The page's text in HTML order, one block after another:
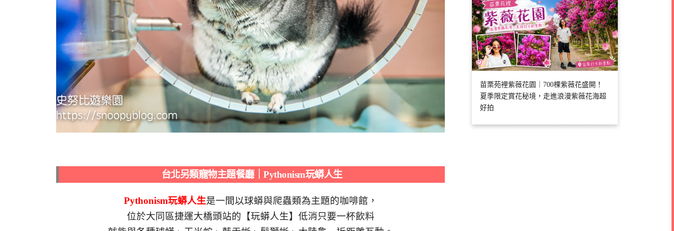
台北另類寵物主題餐廳｜Pythonism玩蟒人生
Pythonism玩蟒人生是一間以球蟒與爬蟲類為主題的咖啡館，
位於大同區捷運大橋頭站的【玩蟒人生】低消只要一杯飲料
苗栗苑裡紫薇花園｜700棵紫薇花盛開！
夏季限定賞花秘境，走進浪漫紫薇花海超
好拍